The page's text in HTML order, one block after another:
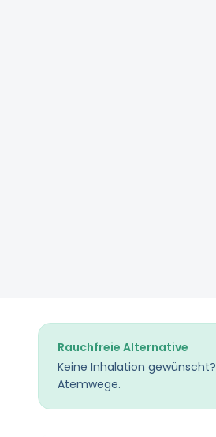
Rauchfreie Alternative
Keine Inhalation gewünscht?
Atemwege.